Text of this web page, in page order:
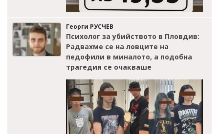
Георги РУСЧЕВ
Психолог за убийството в Пловдив:
Радвахме се на ловците на
педофили в миналото, а подобна
трагедия се очакваше